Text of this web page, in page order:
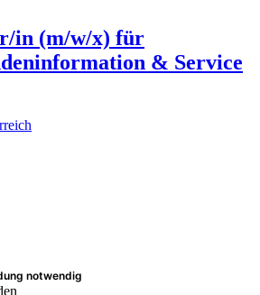
in (m/w/x) für
& Service
notwendig